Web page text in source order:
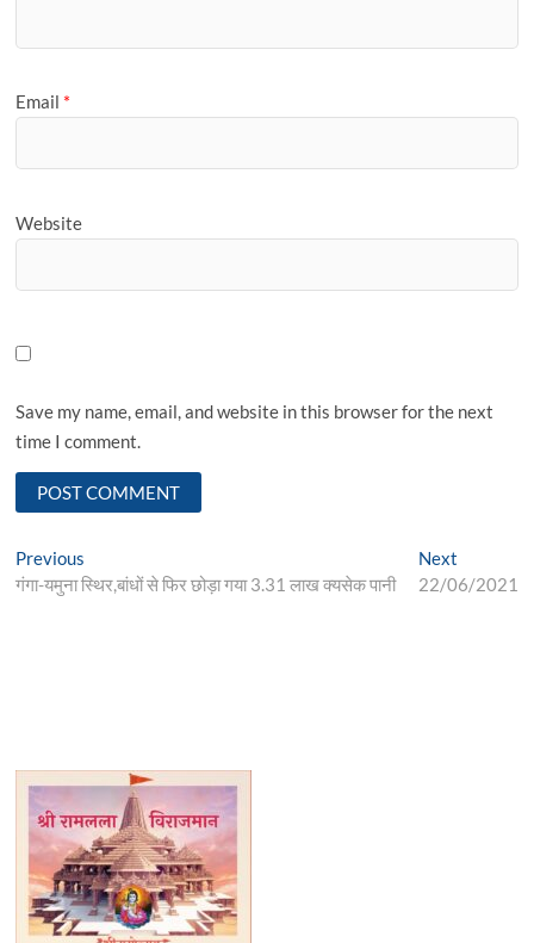
Email *
Website
Save my name, email, and website in this browser for the next
time I comment.
Post
navigation
Previous
post:
गंगा-यमुना स्थिर,बांधों से फिर छोड़ा गया 3.31 लाख क्यसेक पानी
NextNext
post:
22/06/2021